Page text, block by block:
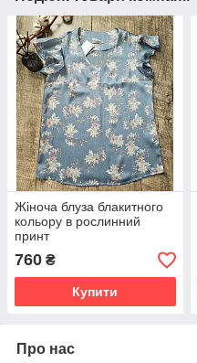
Жіноча блуза блакитного
кольору в рослинний
принт
760 ₴
Купити
Про нас